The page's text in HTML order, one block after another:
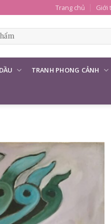
Trang chủ Giới
TRANH PHONG CẢNH